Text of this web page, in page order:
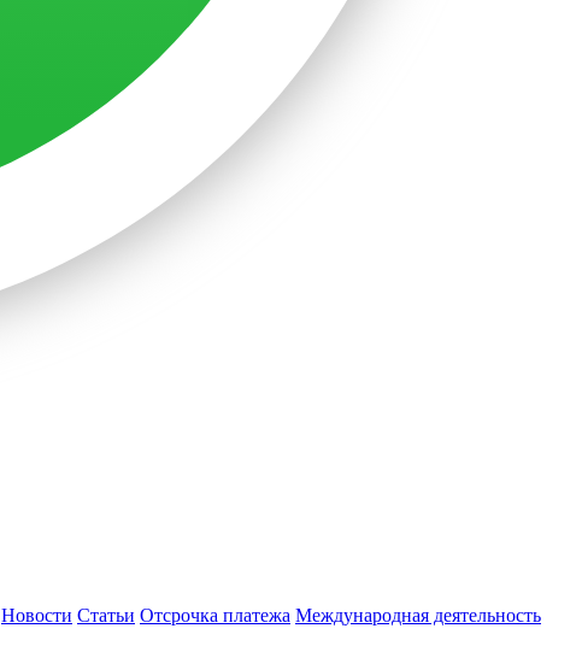
Новости Статьи Отсрочка платежа Международная деятельность